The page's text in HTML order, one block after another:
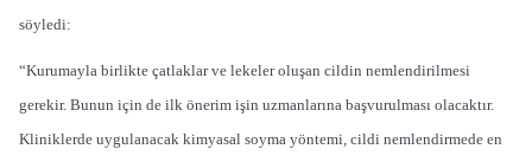
söyledi:
“Kurumayla birlikte çatlaklar ve lekeler oluşan cildin nemlendirilmesi
gerekir. Bunun için de ilk önerim işin uzmanlarına başvurulması olacaktır.
Kliniklerde uygulanacak kimyasal soyma yöntemi, cildi nemlendirmede en